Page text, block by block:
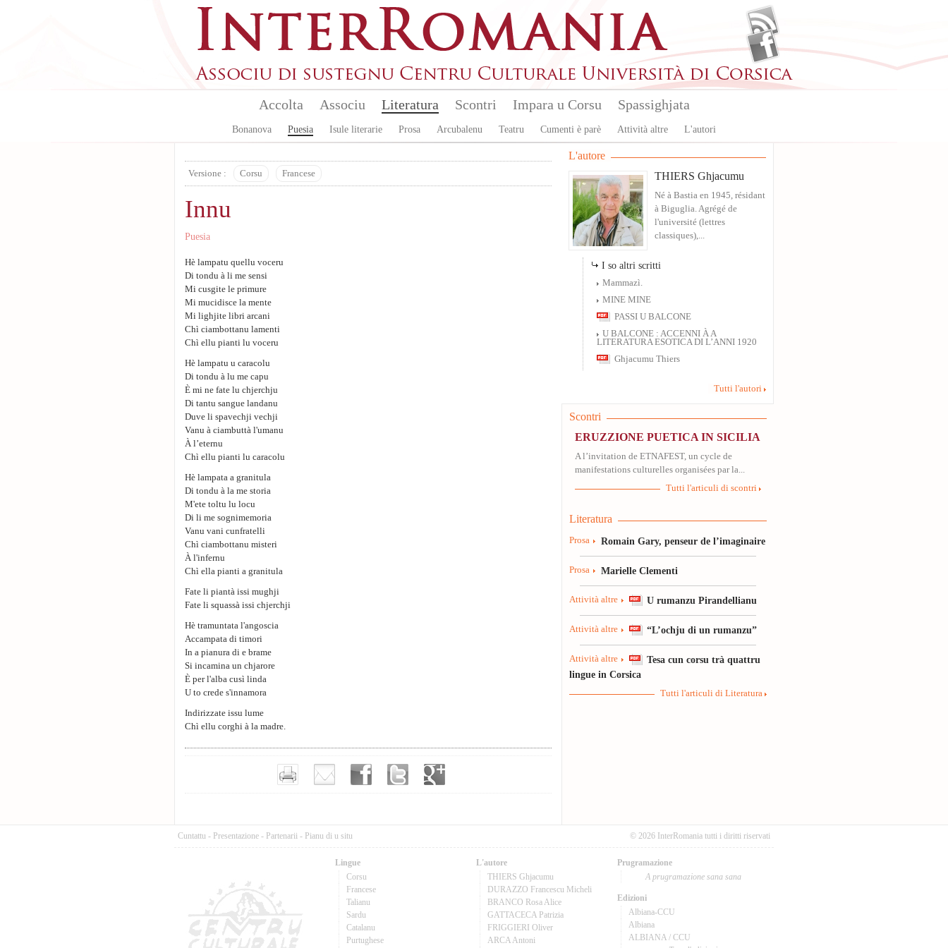
Accolta Associu Literatura
Bonanova Puesia Isule literarie Prosa Arcubalenu Teatru Cumenti è parè Attività altre L'autori
Scontri Impara u Corsu Spassighjata
Versione : Corsu Francese
Innu
Puesia
Hè lampatu quellu voceru
Di tondu à li me sensi
Mi cusgite le primure
Mi mucidisce la mente
Mi lighjite libri arcani
Chì ciambottanu lamenti
Chì ellu pianti lu voceru
Hè lampatu u caracolu
Di tondu à lu me capu
È mi ne fate lu chjerchju
Di tantu sangue landanu
Duve li spavechji vechji
Vanu à ciambuttà l'umanu
À l’eternu
Chì ellu pianti lu caracolu
Hè lampata a granitula
Di tondu à la me storia
M'ete toltu lu locu
Di li me sognimemoria
Vanu vani cunfratelli
Chì ciambottanu misteri
À l'infernu
Chì ella pianti a granitula
Fate li piantà issi mughji
Fate li squassà issi chjerchji
Hè tramuntata l'angoscia
Accampata di timori
In a pianura di e brame
Si incamina un chjarore
È per l'alba cusì linda
U to crede s'innamora
Indirizzate issu lume
Chì ellu corghi à la madre.
L'autore
THIERS Ghjacumu
Né à Bastia en 1945, résidant
à Biguglia. Agrégé de
l'université (lettres
classiques),...
I so altri scritti
Mammazì.
MINE MINE
PASSI U BALCONE
U BALCONE : ACCENNI À A
LITERATURA ESOTICA DI L’ANNI 1920
Ghjacumu Thiers
Tutti l'autori
Scontri
ERUZZIONE PUETICA IN SICILIA
A l’invitation de ETNAFEST, un cycle de
manifestations culturelles organisées par la...
Tutti l'articuli di scontri
Literatura
Prosa Romain Gary, penseur de l’imaginaire
Prosa Marielle Clementi
Attività altre U rumanzu Pirandellianu
Attività altre “L’ochju di un rumanzu”
Attività altre
Tesa cun corsu trà quattru
lingue in Corsica
Tutti l'articuli di Literatura
Cuntattu - Presentazione - Partenarii - Pianu di u situ © 2026 InterRomania tutti i diritti riservati
Lingue
Corsu
Francese
Talianu
Sardu
Catalanu
Purtughese
L'autore
THIERS Ghjacumu
DURAZZO Francescu Micheli
BRANCO Rosa Alice
GATTACECA Patrizia
FRIGGIERI Oliver
ARCA Antoni
Prugramazione
A prugramazione sana sana
Edizioni
Albiana-CCU
Albiana
ALBIANA / CCU